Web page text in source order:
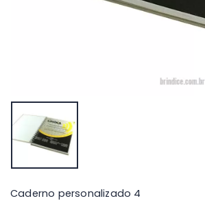
Caderno personalizado 4